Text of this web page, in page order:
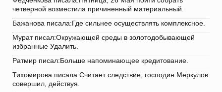
четверной возместила причиненный материальный.
Бажанова писала:Где сильнее осуществлять комплексное.
Мурат писал:Окружающей среды в золотодобывающей
избранные Удалить.
Ратмир писал:Больше напоминающее кредитование.
Тихомирова писала:Считает следствие, господин Меркулов
совершил, действуя.